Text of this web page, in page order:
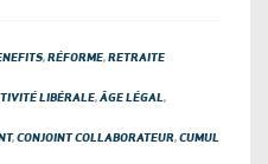
,RÉFORME,RETRAITE
LIBÉRALE,ÂGE LÉGAL,
,CONJOINT COLLABORATEUR,CUMUL